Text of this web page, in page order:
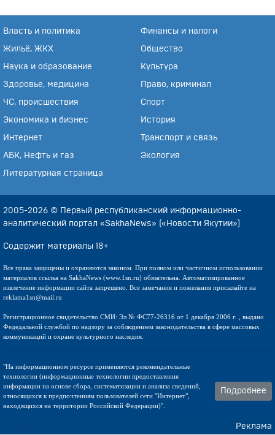
Власть и политика Финансы и налоги
Жильё, ЖКХ Общество
Наука и образование Культура
Здоровье, медицина Право, криминал
ЧС, происшествия Спорт
Экономика и бизнес История
Интернет Транспорт и связь
АБК, Нефть и газ Экология
Литературная страница
2005-2026 © Первый республиканский информационно-
аналитический портал «SakhaNews» («Новости Якутии»)
Содержит материалы 18+
Все права защищены и охраняются законом. При полном или частичном использовании
материалов ссылка на SakhaNews (www.1sn.ru) обязательна. Автоматизированное
извлечение информации сайта запрещено. Все замечания и пожелания присылайте на
reklama1sn@mail.ru
Регистрационное свидетельство СМИ: Эл № ФС77-26316 от 1 декабря 2006 г. , выдано
Федедальной службой по надзору за соблюдением законодательства в сфере массовых
коммуникаций и охране культурного наследия.
"На информационном ресурсе применяются рекомендательные
технологии (информационные технологии предоставления
информации на основе сбора, систематизации и анализа сведений,
относящихся к предпочтениям пользователей сети "Интернет",
находящихся на территории Российской Федерации)".
Подробнее
Реклама